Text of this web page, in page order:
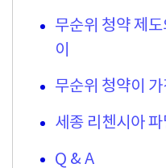
무순위 청약 제도
이
무순위 청약이
세종 리첸시아
Q & A